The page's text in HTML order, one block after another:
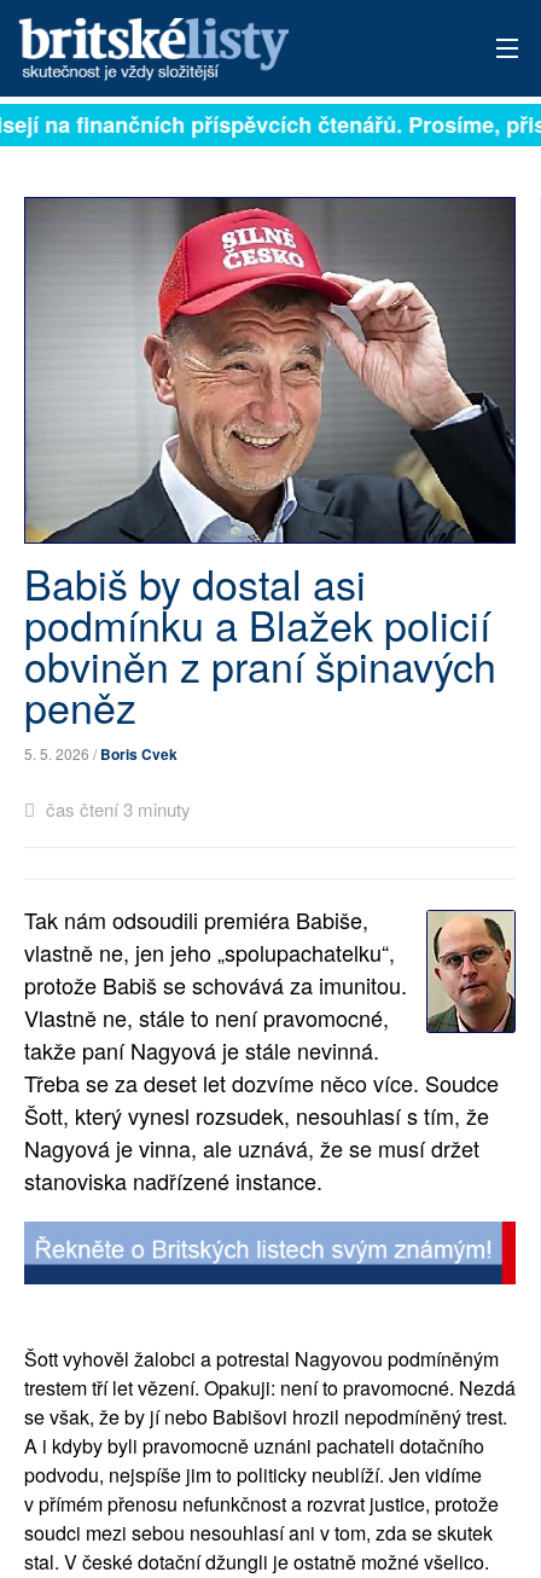
PŘIHLÁSIT
NEJČTENĚJŠÍ ZA 7 DNÍ
PŘÍSPĚVKY NA PROVOZ
SOCIÁLNÍ SÍTĚ
RUBRIKY
PLNÁ VERZE STRÁNEK
na finančních příspěvcích čtenářů. Prosíme,
Babiš by dostal asi
podmínku a Blažek policií
obviněn z praní špinavých
peněz
5. 5. 2026 /Boris Cvek
čas čtení 3 minuty
Tak nám odsoudili premiéra Babiše,
vlastně ne, jen jeho „spolupachatelku“,
protože Babiš se schovává za imunitou.
Vlastně ne, stále to není pravomocné,
takže paní Nagyová je stále nevinná.
Třeba se za deset let dozvíme něco více. Soudce
Šott, který vynesl rozsudek, nesouhlasí s tím, že
Nagyová je vinna, ale uznává, že se musí držet
stanoviska nadřízené instance.
Šott vyhověl žalobci a potrestal Nagyovou podmíněným
trestem tří let vězení. Opakuji: není to pravomocné. Nezdá
se však, že by jí nebo Babišovi hrozil nepodmíněný trest.
A i kdyby byli pravomocně uznáni pachateli dotačního
podvodu, nejspíše jim to politicky neublíží. Jen vidíme
v přímém přenosu nefunkčnost a rozvrat justice, protože
soudci mezi sebou nesouhlasí ani v tom, zda se skutek
stal. V české dotační džungli je ostatně možné všelico.